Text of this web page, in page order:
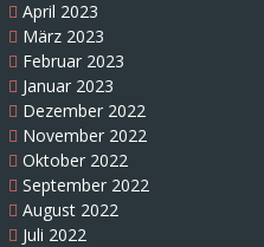
April 2023
März 2023
Februar 2023
Januar 2023
Dezember 2022
November 2022
Oktober 2022
September 2022
August 2022
Juli 2022